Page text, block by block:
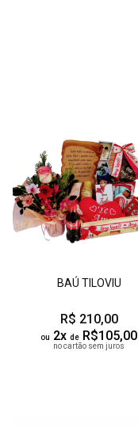
BAÚ TILOVIU
R$ 210,00
ou 2x de R$105,00
no cartão sem juros